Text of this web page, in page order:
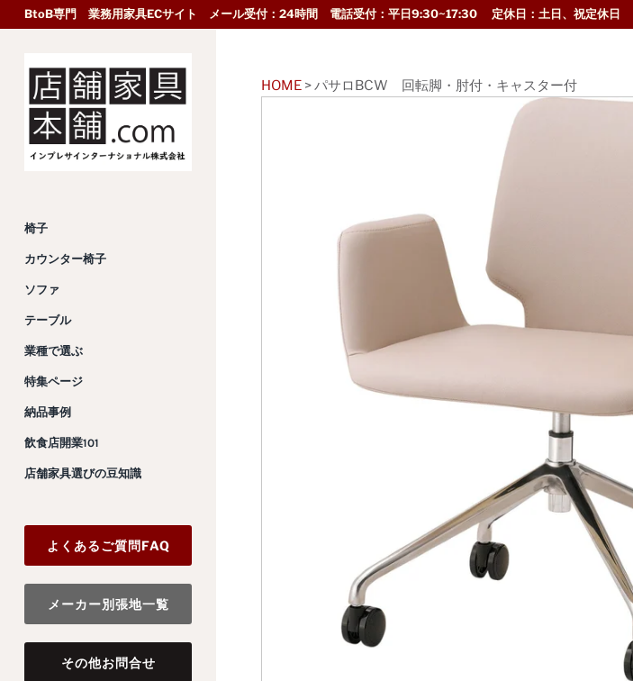
BtoB専門 業務用家具ECサイト メール受付：24時間 電話受付：平日9:30~17:30 定休日：土日、祝定休日
椅子
カウンター椅子
ソファ
テーブル
業種で選ぶ
特集ページ
納品事例
飲食店開業101
店舗家具選びの豆知識
よくあるご質問FAQ
メーカー別張地一覧
その他お問合せ
HOME >パサロBCW 回転脚・肘付・キャスター付